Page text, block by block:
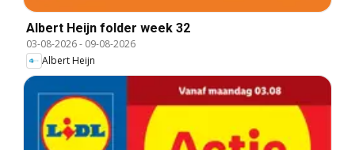
Albert Heijn folder week 32
03-08-2026- 09-08-2026
Albert Heijn